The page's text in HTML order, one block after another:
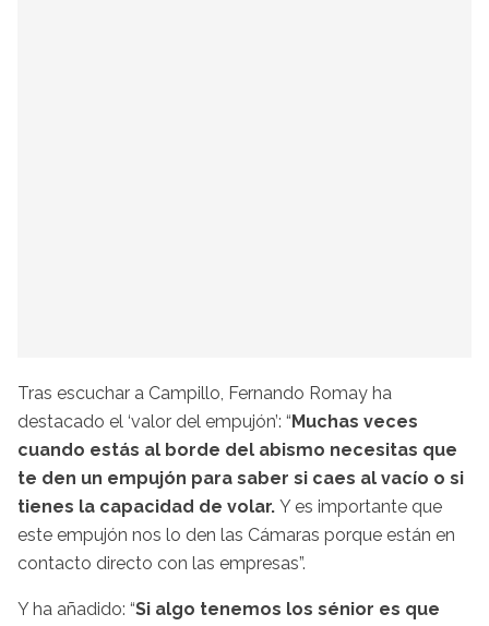
Tras escuchar a Campillo, Fernando Romay ha
destacado el ‘valor del empujón’: “Muchas veces
cuando estás al borde del abismo necesitas que
te den un empujón para saber si caes al vacío o si
tienes la capacidad de volar. Y es importante que
este empujón nos lo den las Cámaras porque están en
contacto directo con las empresas”.
Y ha añadido: “Si algo tenemos los sénior es que